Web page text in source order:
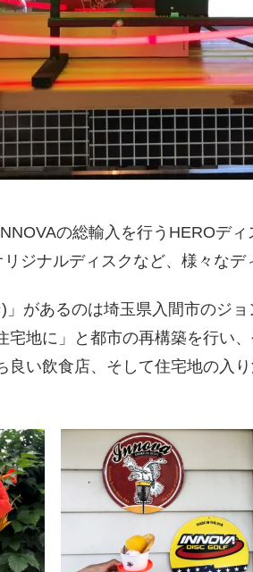
の総輸入を行うHEROディ
ジナルディスクなど、様々なデ
」があるのは埼玉県入間市のジ
宅地に」と都市の再構築を行い
良い飲食店、そして住宅地の入